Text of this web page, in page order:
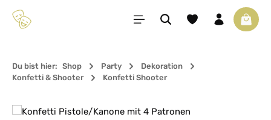
Zum Hauptinhalt springen Du hast 0 Produkte
Du bist hier: Shop Party
Dekoration
Konfetti & Shooter
Konfetti Shooter
Bildergalerie überspringen